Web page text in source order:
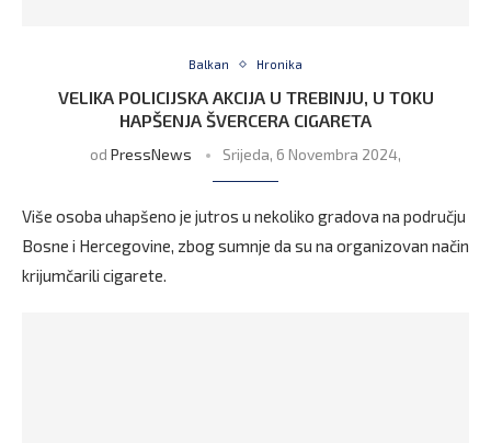
Balkan Hronika
VELIKA POLICIJSKA AKCIJA U TREBINJU, U TOKU
HAPŠENJA ŠVERCERA CIGARETA
od PressNews Srijeda, 6 Novembra 2024,
Više osoba uhapšeno je jutros u nekoliko gradova na području
Bosne i Hercegovine, zbog sumnje da su na organizovan način
krijumčarili cigarete.